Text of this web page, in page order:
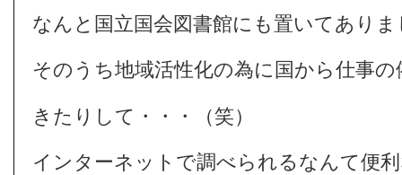
なんと国立国会図書館にも置いてあり
そのうち地域活性化の為に国から仕事の
きたりして・・・（笑）
インターネットで調べられるなんて便